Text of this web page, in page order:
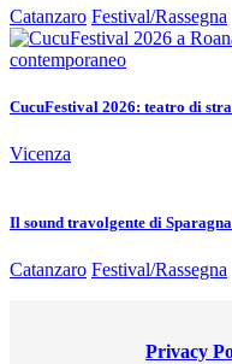
Catanzaro Festival/Rassegna
CucuFestival 2026: teatro di
Vicenza
Il sound travolgente di
Catanzaro Festival/Rassegna
Privacy